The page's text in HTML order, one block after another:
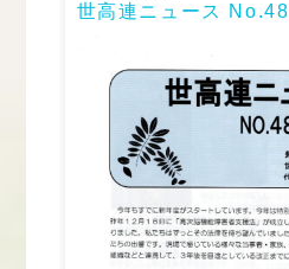
世高連ニュース No.48